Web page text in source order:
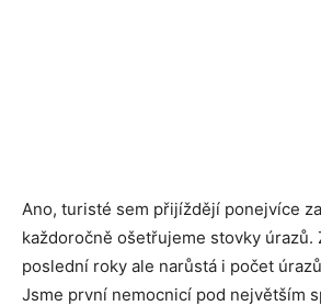
Ano, turisté sem přijíždějí ponejvíce
každoročně ošetřujeme stovky úrazů.
poslední roky ale narůstá i počet
Jsme první nemocnicí pod největším